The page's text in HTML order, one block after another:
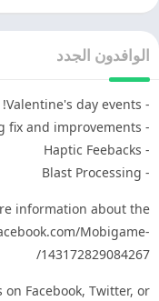
الوافدون الجدد
- Valentine's day events!
- Bug fix and improvements
- Haptic Feebacks
- Blast Processing
information about the
Mobigame-
143172829084267/
Facebook, Twitter, or